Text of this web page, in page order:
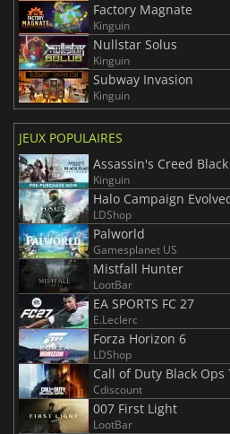
Factory Magnate
Kinguin
Nullstar Solus
Kinguin
Subway Invasion
Kinguin
JEUX POPULAIRES
Assassin's Creed
Kinguin
Halo Campaign
LDShop
Palworld
Gamesplanet US
Mistfall Hunter
LootBar
EA SPORTS FC 27
E.Leclerc
Forza Horizon 6
LDShop
Call of Duty Black Ops
Cdiscount
007 First Light
LootBar